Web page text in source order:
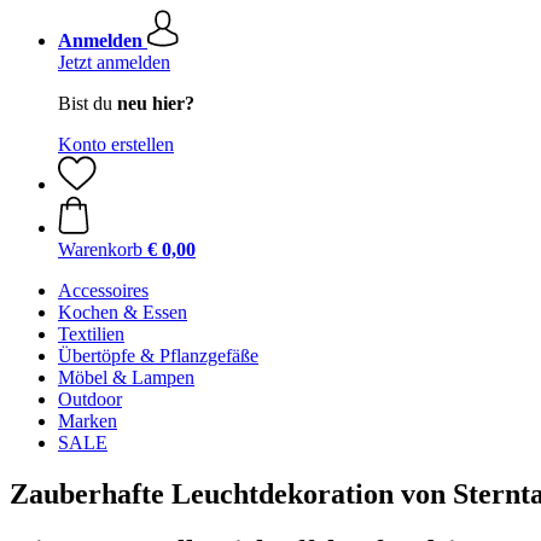
Anmelden
Jetzt anmelden
Bist du neu hier?
Konto erstellen
Warenkorb € 0,00
Accessoires
Kochen & Essen
Textilien
Übertöpfe & Pflanzgefäße
Möbel & Lampen
Outdoor
Marken
SALE
Zauberhafte Leuchtdekoration von